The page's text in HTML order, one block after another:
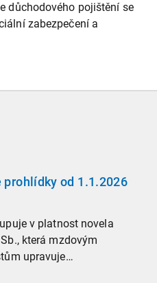
důchodového pojištění se
zabezpečení a
od 1.1.2026
v platnost novela
která mzdovým
upravuje
s pracovnělékařskými